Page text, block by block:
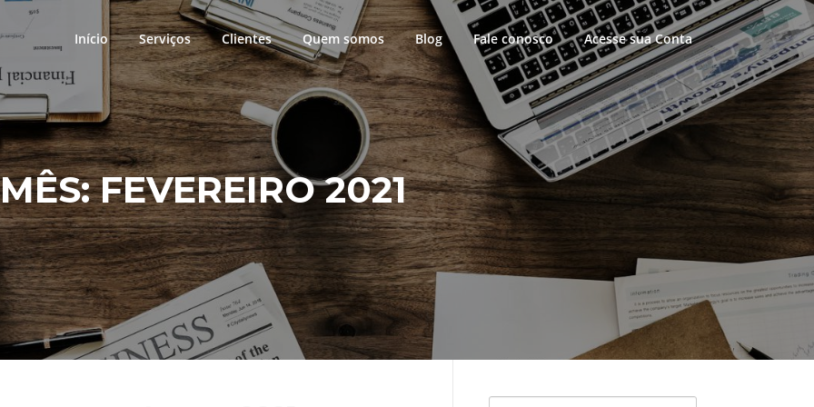
Início Serviços Clientes Quem somos Blog Fale conosco Acesse sua Conta
MÊS:FEVEREIRO 2021